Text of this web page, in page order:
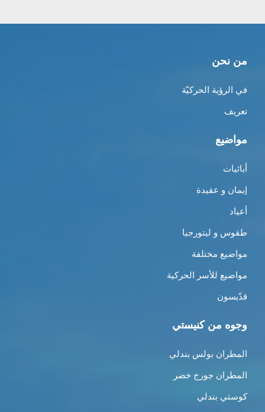
من نحن
في الرؤية الحركيّة
تعريف
مواضيع
أبائيات
إيمان و عقيدة
أعياد
طقوس و ليتورجيا
مواضيع مختلفة
مواضيع للأسر الحركية
قدّيسون
وجوه من كنيستي
المطران بولس بندلي
المطران جورج خضر
كوستي بندلي